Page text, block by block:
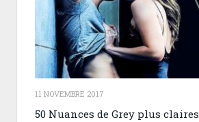
11 NOVEMBRE 2017
50 Nuances de Grey plus claires